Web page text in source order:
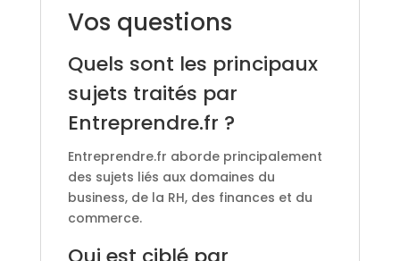
Vos questions
Quels sont les principaux
sujets traités par
Entreprendre.fr ?
Entreprendre.fr aborde principalement
des sujets liés aux domaines du
business, de la RH, des finances et du
commerce.